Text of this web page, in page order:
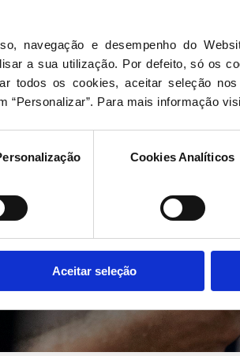
navegação e desempenho do
a sua utilização. Por defeito, só os
todos os cookies, aceitar seleção
“Personalizar”. Para mais informação
Cookies Analíticos
Aceitar seleção